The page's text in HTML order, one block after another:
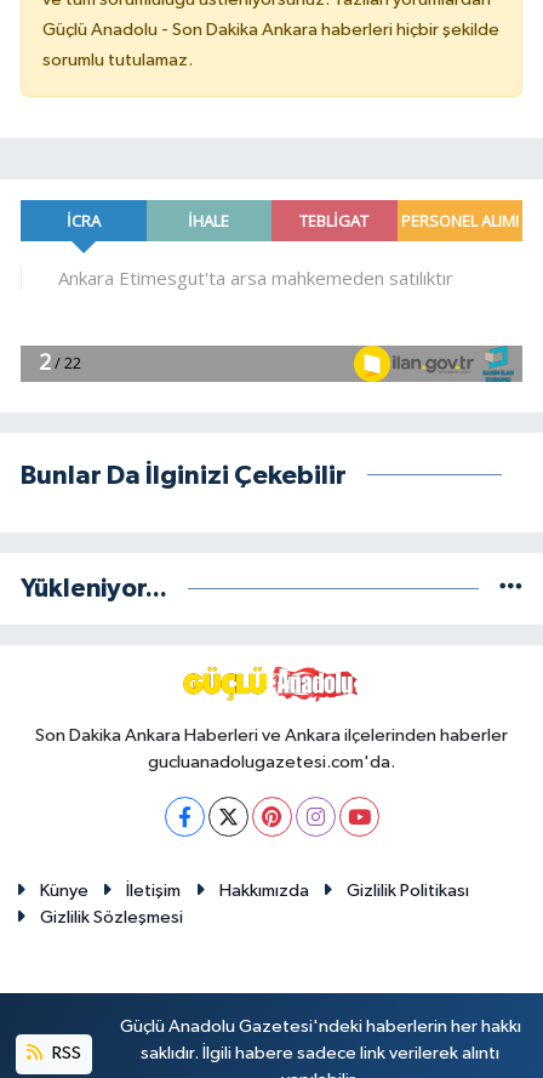
Güçlü Anadolu - Son Dakika Ankara haberleri hiçbir şekilde
sorumlu tutulamaz.
Bunlar Da İlginizi Çekebilir
Yükleniyor...
Son Dakika Ankara Haberleri ve Ankara ilçelerinden haberler
gucluanadolugazetesi.com'da.
Künye İletişim Hakkımızda
Gizlilik Politikası
Gizlilik Sözleşmesi
RSS
Güçlü Anadolu Gazetesi'ndeki haberlerin her hakkı
saklıdır. İlgili habere sadece link verilerek alıntı